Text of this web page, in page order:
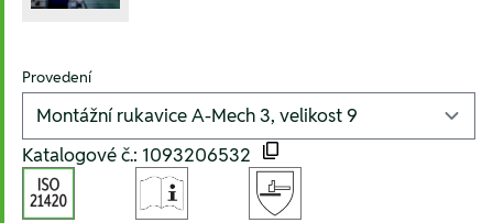
Provedení
Katalogové č.: 1093206532